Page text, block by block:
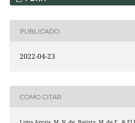
PUBLICADO
2022-04-23
COMO CITAR